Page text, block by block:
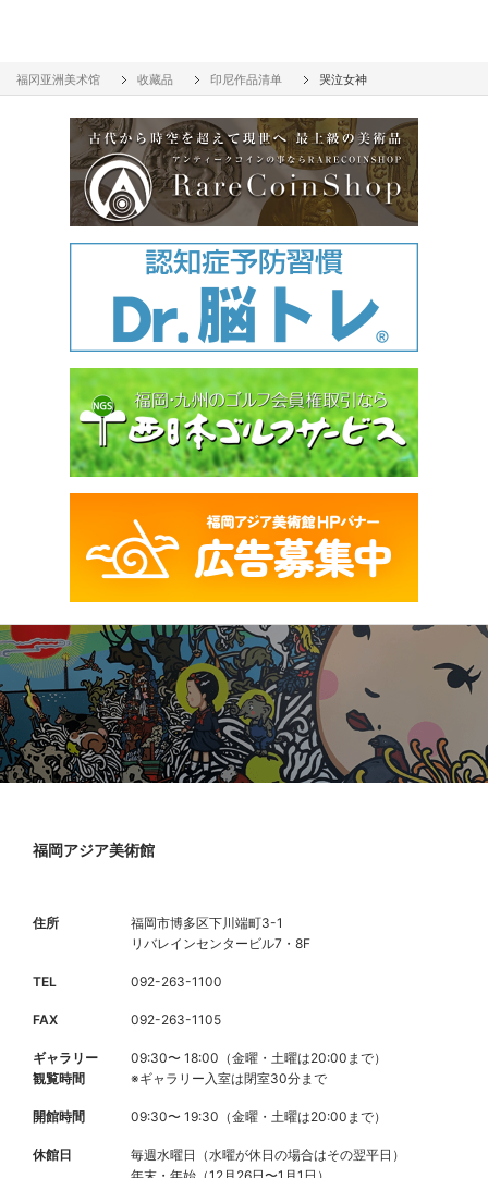
福冈亚洲美术馆 收藏品 印尼作品清单 哭泣女神
福岡アジア美術館
住所
福岡市博多区下川端町3-1
リバレインセンタービル7・8F
TEL 092-263-1100
FAX 092-263-1105
ギャラリー
観覧時間
09:30〜 18:00（金曜・土曜は20:00まで）
※ギャラリー入室は閉室30分まで
開館時間 09:30〜 19:30（金曜・土曜は20:00まで）
休館日
毎週水曜日（水曜が休日の場合はその翌平日）